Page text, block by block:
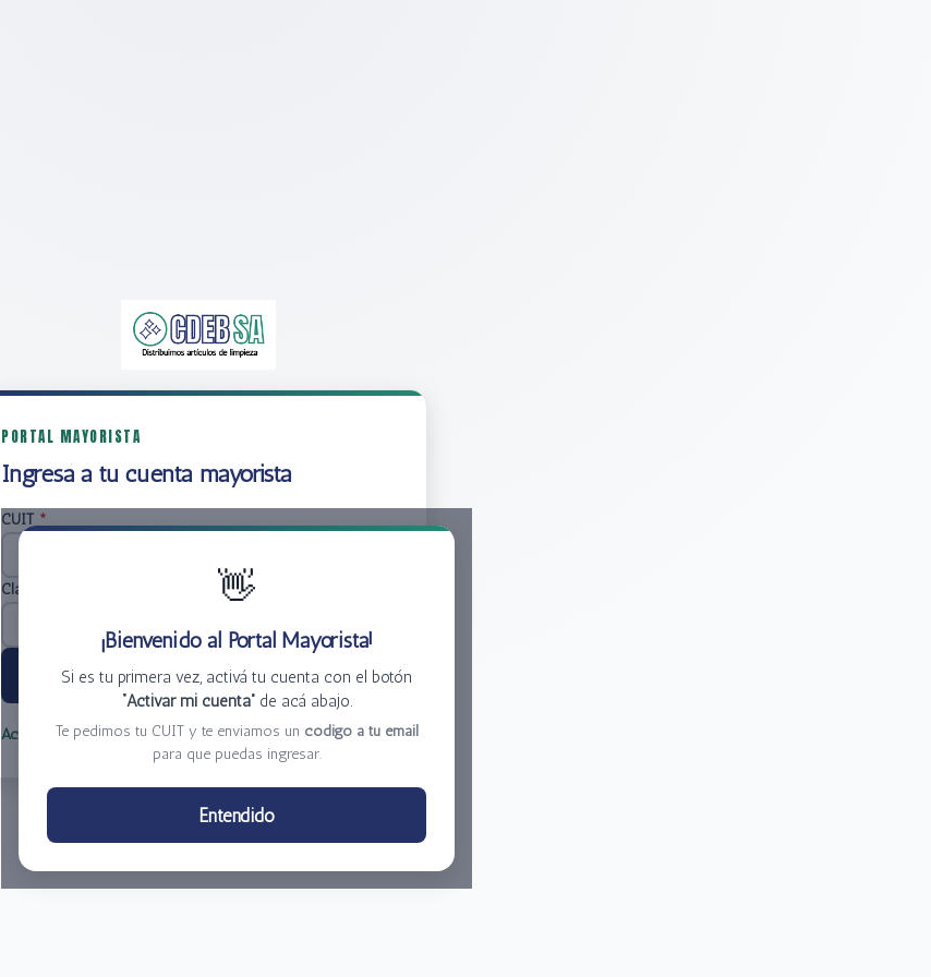
PORTAL MAYORISTA
Ingresá a tu cuenta mayorista
👋
¡Bienvenido al Portal Mayorista!
Si es tu primera vez, activá tu cuenta con el botón
“Activar mi cuenta”de acá abajo.
Te pedimos tu CUIT y te enviamos un código a tu email
para que puedas ingresar.
Entendido
CUIT *
Clave
Ingresar
Activar mi cuenta Olvidé mi clave
Centro de Distribución El Bacha S.A.